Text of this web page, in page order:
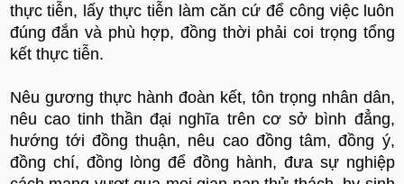
thực tiễn, lấy thực tiễn làm căn cứ để công việc luôn
đúng đắn và phù hợp, đồng thời phải coi trọng tổng
kết thực tiễn.
Nêu gương thực hành đoàn kết, tôn trọng nhân dân,
nêu cao tinh thần đại nghĩa trên cơ sở bình đẳng,
hướng tới đồng thuận, nêu cao đồng tâm, đồng ý,
đồng chí, đồng lòng để đồng hành, đưa sự nghiệp